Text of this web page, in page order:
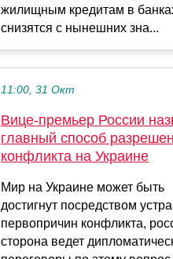
жилищным кредитам в
снизятся с нынешних зна...
11:00, 31 Окт
Вице-премьер России
главный способ
конфликта на Украине
Мир на Украине может быть
достигнут посредством
первопричин конфликта,
сторона ведет